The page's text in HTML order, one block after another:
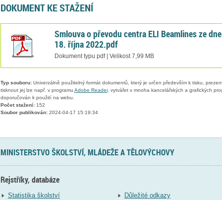
DOKUMENT KE STAŽENÍ
Smlouva o převodu centra ELI Beamlines ze dne
18. října 2022.pdf
Dokument typu pdf | Velikost 7,99 MB
Typ souboru:Univerzálně použitelný formát dokumentů, který je určen především k tisku,
tisknout jej lze např. v programu Adobe Reader, vytvářet v mnoha kancelářských a grafických
doporučován k použití na webu.
Počet stažení:152
Soubor publikován:2024-04-17 15:19:34
MINISTERSTVO ŠKOLSTVÍ, MLÁDEŽE A TĚLOVÝCHOVY
Rejstříky, databáze
Statistika školství
Důležité odkazy